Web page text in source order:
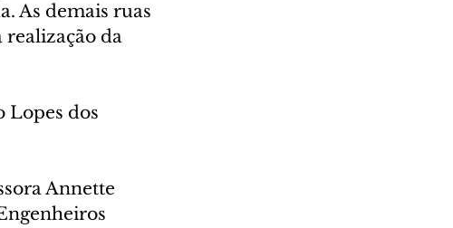
As demais ruas
realização da
Lopes dos
Annette